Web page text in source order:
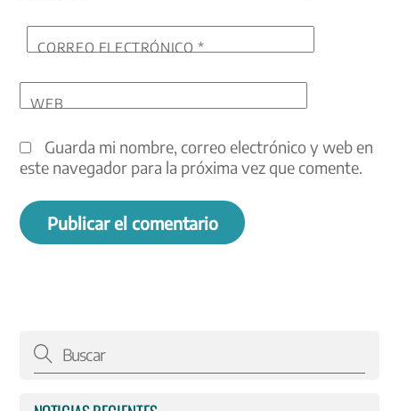
CORREO ELECTRÓNICO*
WEB
Guarda mi nombre, correo electrónico y web en
este navegador para la próxima vez que comente.